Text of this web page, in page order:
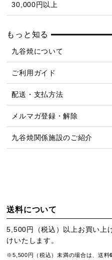
30,000円以上
もっと知る
九谷焼について
ご利用ガイド
配送・支払方法
メルマガ登録・解除
九谷焼関係施設のご紹介
送料について
5,500円（税込）以上お買い上
けいたします。
※5,500円（税込）未満の場合は、送料